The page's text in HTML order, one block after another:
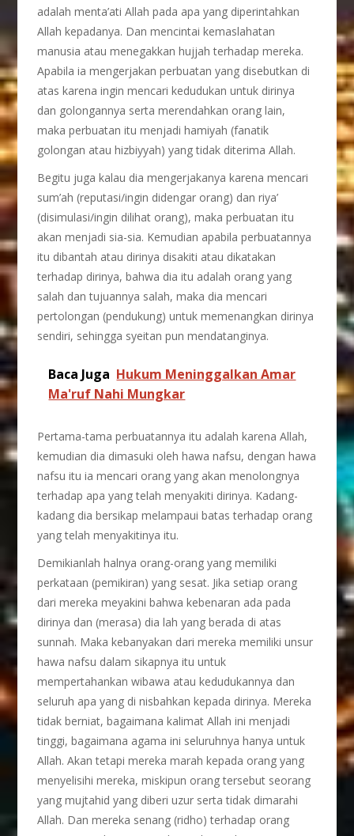
adalah menta’ati Allah pada apa yang diperintahkan
Allah kepadanya. Dan mencintai kemaslahatan
manusia atau menegakkan hujjah terhadap mereka.
Apabila ia mengerjakan perbuatan yang disebutkan di
atas karena ingin mencari kedudukan untuk dirinya
dan golongannya serta merendahkan orang lain,
maka perbuatan itu menjadi hamiyah (fanatik
golongan atau hizbiyyah) yang tidak diterima Allah.
Begitu juga kalau dia mengerjakanya karena mencari
sum’ah (reputasi/ingin didengar orang) dan riya’
(disimulasi/ingin dilihat orang), maka perbuatan itu
akan menjadi sia-sia. Kemudian apabila perbuatannya
itu dibantah atau dirinya disakiti atau dikatakan
terhadap dirinya, bahwa dia itu adalah orang yang
salah dan tujuannya salah, maka dia mencari
pertolongan (pendukung) untuk memenangkan dirinya
sendiri, sehingga syeitan pun mendatanginya.
Baca Juga Hukum Meninggalkan Amar
Ma'ruf Nahi Mungkar
Pertama-tama perbuatannya itu adalah karena Allah,
kemudian dia dimasuki oleh hawa nafsu, dengan hawa
nafsu itu ia mencari orang yang akan menolongnya
terhadap apa yang telah menyakiti dirinya. Kadang-
kadang dia bersikap melampaui batas terhadap orang
yang telah menyakitinya itu.
Demikianlah halnya orang-orang yang memiliki
perkataan (pemikiran) yang sesat. Jika setiap orang
dari mereka meyakini bahwa kebenaran ada pada
dirinya dan (merasa) dia lah yang berada di atas
sunnah. Maka kebanyakan dari mereka memiliki unsur
hawa nafsu dalam sikapnya itu untuk
mempertahankan wibawa atau kedudukannya dan
seluruh apa yang di nisbahkan kepada dirinya. Mereka
tidak berniat, bagaimana kalimat Allah ini menjadi
tinggi, bagaimana agama ini seluruhnya hanya untuk
Allah. Akan tetapi mereka marah kepada orang yang
menyelisihi mereka, miskipun orang tersebut seorang
yang mujtahid yang diberi uzur serta tidak dimarahi
Allah. Dan mereka senang (ridho) terhadap orang